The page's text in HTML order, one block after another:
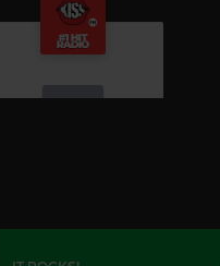
Kiss FM